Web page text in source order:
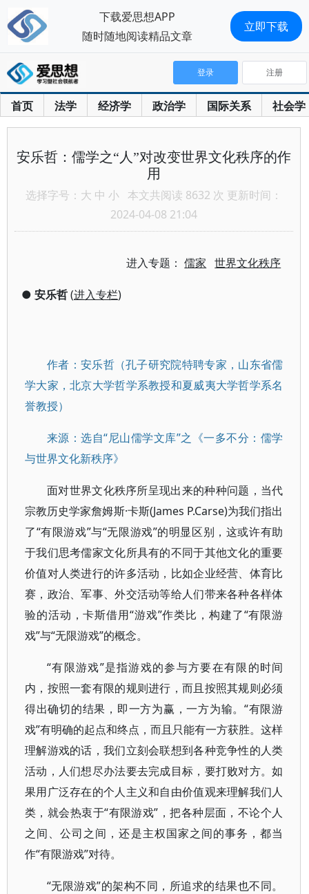
首页 法学 经济学 政治学 国际关系 社会学
登录 注册
安乐哲：儒学之“人”对改变世界文化秩序的作
用
选择字号： 大 中 小 本文共阅读 8632 次 更新时间：
2024-04-08 21:04
进入专题：儒家 世界文化秩序
● 安乐哲(进入专栏)
作者：安乐哲（孔子研究院特聘专家，山东省儒
学大家，北京大学哲学系教授和夏威夷大学哲学系名
誉教授）
来源：选自“尼山儒学文库”之《一多不分：儒学
与世界文化新秩序》
面对世界文化秩序所呈现出来的种种问题，当代
宗教历史学家詹姆斯·卡斯(James P.Carse)为我们指出
了“有限游戏”与“无限游戏”的明显区别，这或许有助
于我们思考儒家文化所具有的不同于其他文化的重要
价值对人类进行的许多活动，比如企业经营、体育比
赛，政治、军事、外交活动等给人们带来各种各样体
验的活动，卡斯借用“游戏”作类比，构建了“有限游
戏”与“无限游戏”的概念。
“有限游戏”是指游戏的参与方要在有限的时间
内，按照一套有限的规则进行，而且按照其规则必须
得出确切的结果，即一方为赢，一方为输。“有限游
戏”有明确的起点和终点，而且只能有一方获胜。这样
理解游戏的话，我们立刻会联想到各种竞争性的人类
活动，人们想尽办法要去完成目标，要打败对方。如
果用广泛存在的个人主义和自由价值观来理解我们人
类，就会热衷于“有限游戏”，把各种层面，不论个人
之间、公司之间，还是主权国家之间的事务，都当
作“有限游戏”对待。
“无限游戏”的架构不同，所追求的结果也不同。
下载爱思想APP
随时随地阅读精品文章
立即下载